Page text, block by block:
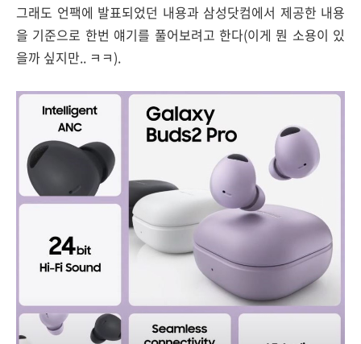
그래도 언팩에 발표되었던 내용과 삼성닷컴에서 제공한 내용
을 기준으로 한번 얘기를 풀어보려고 한다(이게 뭔 소용이 있
을까 싶지만.. ㅋㅋ).